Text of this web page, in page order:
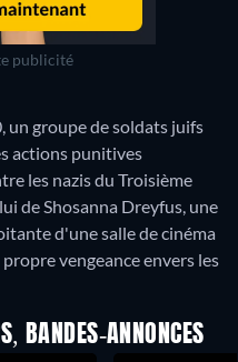
publicité
un groupe de soldats juifs
actions punitives
les nazis du Troisième
de Shosanna Dreyfus, une
d'une salle de cinéma
vengeance envers les
BANDES-ANNONCES